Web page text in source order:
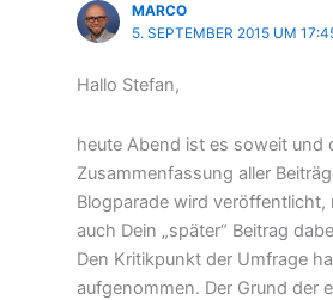
MARCO
5. SEPTEMBER 2015 UM
Hallo Stefan,
heute Abend ist es soweit und
Zusammenfassung aller
Blogparade wird veröffentlicht,
auch Dein „später“ Beitrag
Den Kritikpunkt der Umfrage
aufgenommen. Der Grund der